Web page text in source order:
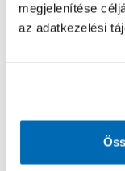
megjelenítése
az adatkezelési